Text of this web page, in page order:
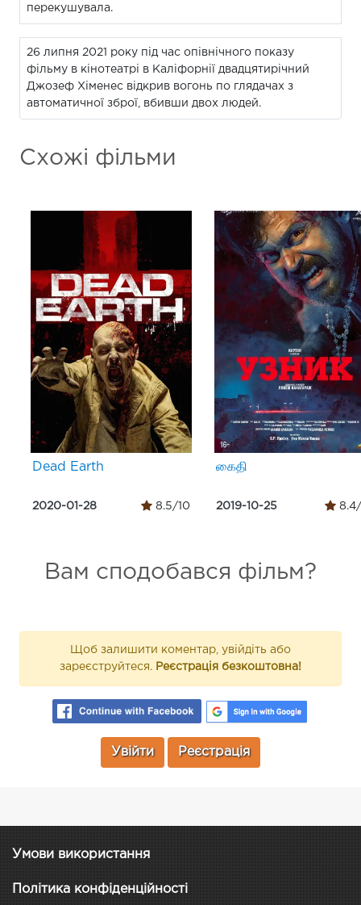
перекушувала.
26 липня 2021 року під час опівнічного показу
фільму в кінотеатрі в Каліфорнії двадцятирічний
Джозеф Хіменес відкрив вогонь по глядачах з
автоматичної зброї, вбивши двох людей.
Схожі фільми
Dead Earth
2020-01-28 8.5/10
கைதி
2019-10-25 8.4/
Вам сподобався фільм?
Щоб залишити коментар, увійдіть або
зареєструйтеся. Реєстрація безкоштовна!
Увійти Реєстрація
Умови використання
Політика конфіденційності